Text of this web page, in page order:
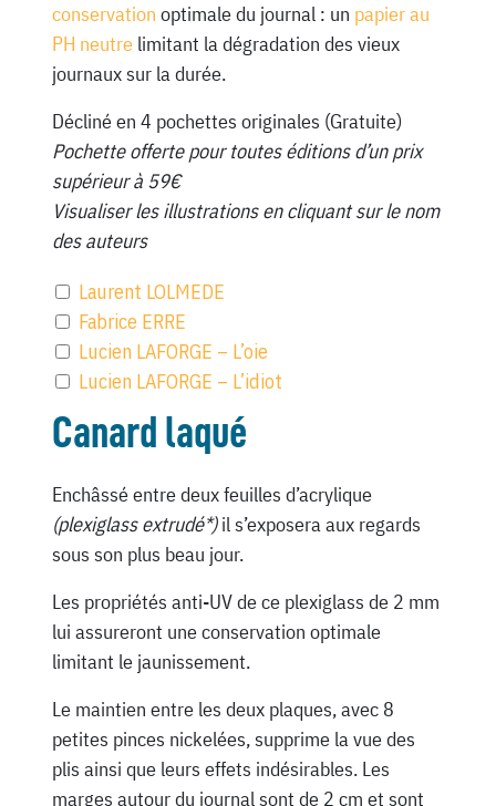
conservation optimale du journal : un papier au
PH neutrelimitant la dégradation des vieux
journaux sur la durée.
Décliné en 4 pochettes originales (Gratuite)
Pochette offerte pour toutes éditions d’un prix
supérieur à 59€
Visualiser les illustrations en cliquant sur le nom
des auteurs
Laurent LOLMEDE
Fabrice ERRE
Lucien LAFORGE – L’oie
Lucien LAFORGE – L’idiot
Canard laqué
Enchâssé entre deux feuilles d’acrylique
(plexiglass extrudé*)il s’exposera aux regards
sous son plus beau jour.
Les propriétés anti-UV de ce plexiglass de 2 mm
lui assureront une conservation optimale
limitant le jaunissement.
Le maintien entre les deux plaques, avec 8
petites pinces nickelées, supprime la vue des
plis ainsi que leurs effets indésirables. Les
marges autour du journal sont de 2 cm et sont